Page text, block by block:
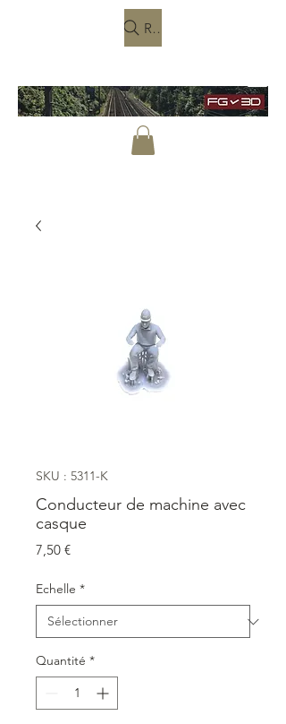
Rechercher
SKU : 5311-K
Conducteur de machine avec
casque
7,50 €Prix
Echelle *
Quantité *